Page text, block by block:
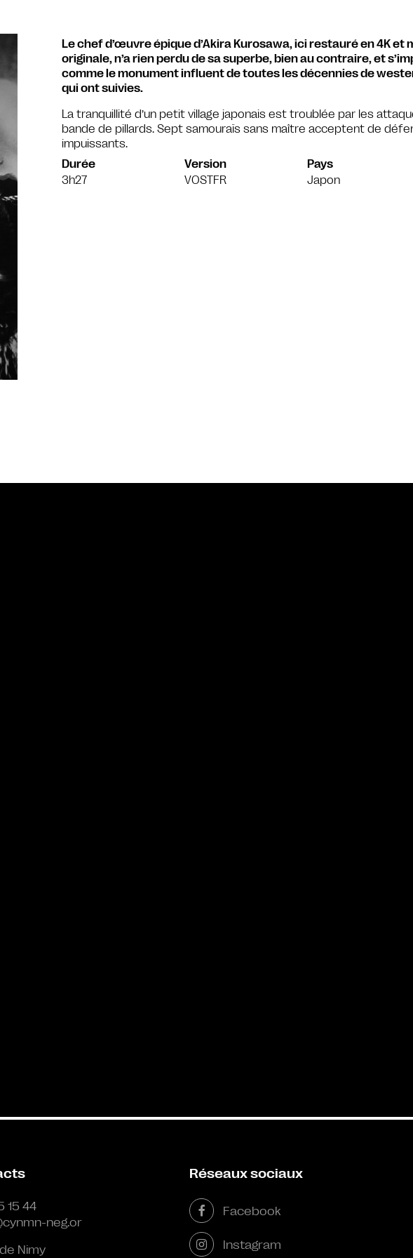
Le chef d’œuvre épique d’Akira Kurosawa, ici restauré en 4K et
originale, n’a rien perdu de sa superbe, bien au contraire, et
comme le monument influent de toutes les décennies de
qui ont suivies.
La tranquillité d’un petit village japonais est troublée par les
bande de pillards. Sept samouraïs sans maître acceptent de
impuissants.
Durée
3h27
Version
VOSTFR
Pays
Japon
15 44
neg.or
Nimy
Réseaux sociaux
Facebook
Instagram